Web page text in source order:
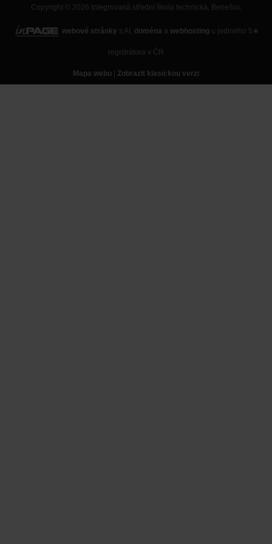
Copyright © 2026 Integrovaná střední škola technická, Benešov,
webové stránky s AI, doména a webhosting u jediného 5★
registrátora v ČR
Mapa webu Zobrazit klasickou verzi